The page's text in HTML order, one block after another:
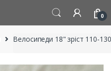
0
Велосипеди 18" зріст 110-